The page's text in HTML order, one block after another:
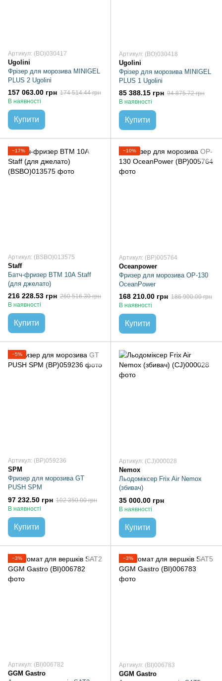
Артикул: (BO)030417
Ugolini
Фрізер для морозива MINIGEL
PLUS 2 Ugolini
157 063.00 грн 174 514.44 грн
В наявності
Купити
Артикул: (BO)030418
Ugolini
Фрізер для морозива MINIGEL
PLUS 1 Ugolini
85 388.15 грн 94 875.72 грн
В наявності
Купити
−17%
Артикул: (BSBO)013575
Staff
Батч-фризер BTM 10A Staff
(для джелато)
216 228.53 грн 260 516.30 грн
В наявності
Купити
−10%
Артикул: (BP)005764
Oceanpower
Фризер для морозива OP-130
OceanPower
168 210.00 грн 186 900.00 грн
В наявності
Купити
−5%
Артикул: (BP)059236
SPM
Фризер для морозива GT
PUSH SPM
97 232.50 грн 102 350.00 грн
В наявності
Купити
Артикул: (CJ)000028
Nemox
Льодоміксер Frix Air Nemox
(збивач)
35 000.00 грн
В наявності
Купити
−3%
Артикул: (BI)006782
GGM Gastro
−3%
Артикул: (BI)006783
GGM Gastro